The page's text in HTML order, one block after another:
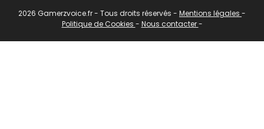
2026 Gamerzvoice.fr - Tous droits réservés - Mentions légales -
Politique de Cookies - Nous contacter-